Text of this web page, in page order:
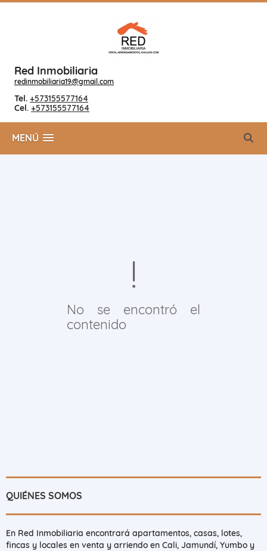
Red Inmobiliaria
redinmobiliaria19@gmail.com
Tel. +573155577164
Cel. +573155577164
MENÚ
No se encontró el
contenido
QUIÉNES SOMOS
En Red Inmobiliaria encontrará apartamentos, casas, lotes,
fincas y locales en venta y arriendo en Cali, Jamundí, Yumbo y